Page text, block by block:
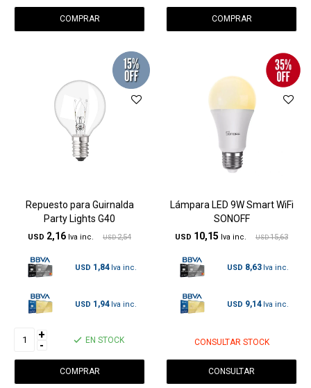
Repuesto para Guirnalda
Party Lights G40
USD 2,16 USD 2,54
USD 1,84
USD 1,94
+
- EN STOCK
Lámpara LED 9W Smart WiFi
SONOFF
USD 10,15 USD 15,63
USD 8,63
USD 9,14
CONSULTAR STOCK
CONSULTAR